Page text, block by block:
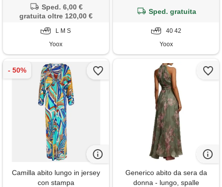
Sped. 6,00 €
gratuita oltre 120,00 €
L M S
Yoox
Sped. gratuita
40 42
Yoox
Camilla abito lungo in jersey
con stampa
Generico abito da sera da
donna - lungo, spalle